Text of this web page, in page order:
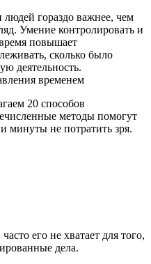
гораздо важнее, чем
Умение контролировать и
повышает
сколько было
деятельность.
20 способов
методы помогут
минуты не потратить зря.
его не хватает для того,
дела.